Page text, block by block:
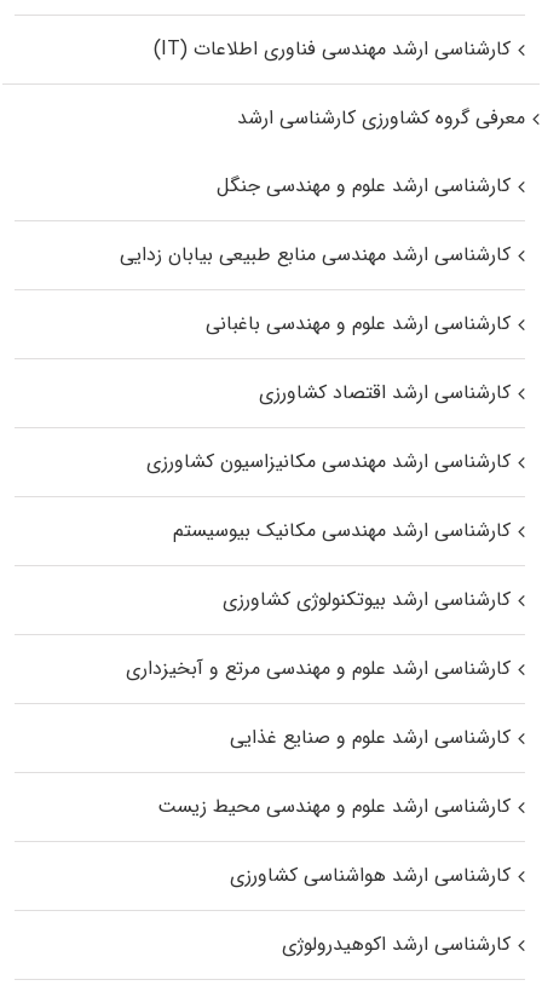
کارشناسی ارشد مهندسی فناوری اطلاعات (IT)
معرفی گروه کشاورزی کارشناسی ارشد
کارشناسی ارشد علوم و مهندسی جنگل
کارشناسی ارشد مهندسی منابع طبیعی بیابان زدایی
کارشناسی ارشد علوم و مهندسی باغبانی
کارشناسی ارشد اقتصاد کشاورزی
کارشناسی ارشد مهندسی مکانیزاسیون کشاورزی
کارشناسی ارشد مهندسی مکانیک بیوسیستم
کارشناسی ارشد بیوتکنولوژی کشاورزی
کارشناسی ارشد علوم و مهندسی مرتع و آبخیزداری
کارشناسی ارشد علوم و صنایع غذایی
کارشناسی ارشد علوم و مهندسی محیط زیست
کارشناسی ارشد هواشناسی کشاورزی
کارشناسی ارشد اکوهیدرولوژی